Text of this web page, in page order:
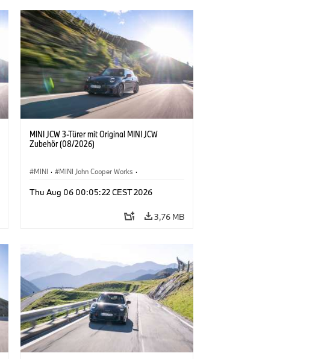
MINI JCW 3-Türer mit Original MINI JCW
Zubehör (08/2026)
MINI · MINI John Cooper Works ·
Sonderausstattungen, Zubehör
Thu Aug 06 00:05:22 CEST 2026
3,76 MB